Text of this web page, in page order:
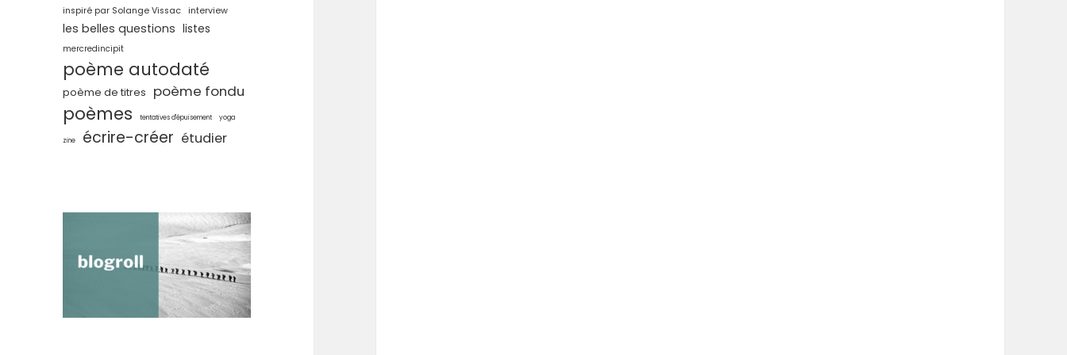
inspiré par Solange Vissac interview
les belles questions listes
mercredincipit
poème autodaté
poème de titres poème fondu
poèmes tentatives d'épuisement yoga
zine écrire-créer étudier